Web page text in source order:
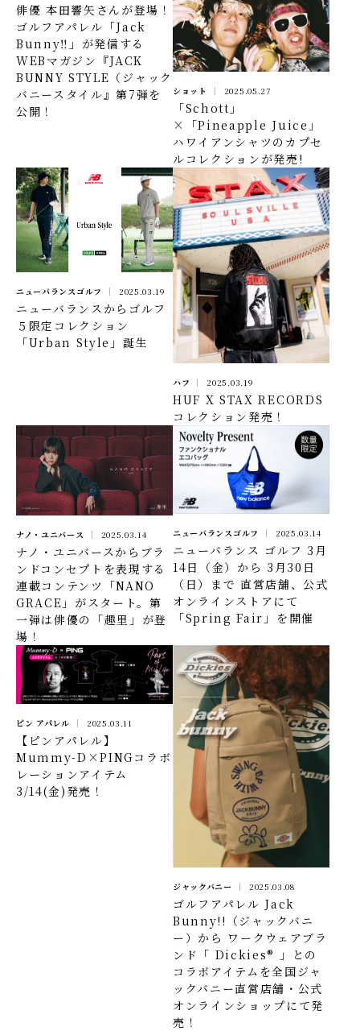
俳優 本田響矢さんが登場！
ゴルフアパレル「Jack
Bunny‼」が発信する
WEBマガジン『JACK
BUNNY STYLE（ジャック
バニースタイル』第7弾を
公開！
ショット 2025.05.27
「Schott」
×「Pineapple Juice」
ハワイアンシャツのカプセ
ルコレクションが発売!
ニューバランスゴルフ 2025.03.19
ニューバランスからゴルフ
５限定コレクション
「Urban Style」誕生
ハフ 2025.03.19
HUF X STAX RECORDS
コレクション発売！
ナノ・ユニバース 2025.03.14
ナノ・ユニバースからブラ
ンドコンセプトを表現する
連載コンテンツ「NANO
GRACE」がスタート。第
一弾は俳優の「趣里」が登
場！
ニューバランスゴルフ 2025.03.14
ニューバランス ゴルフ 3月
14日（金）から 3月30日
（日）まで 直営店舗、公式
オンラインストアにて
「Spring Fair」を開催
ピン アパレル 2025.03.11
【ピンアパレル】
Mummy-D×PINGコラボ
レーションアイテム
3/14(金)発売！
ジャックバニー 2025.03.08
ゴルフアパレル Jack
Bunny!!（ジャックバニ
ー）から ワークウェアブラ
ンド「 Dickies® 」との
コラボアイテムを全国ジャ
ックバニー直営店舗・公式
オンラインショップにて発
売！